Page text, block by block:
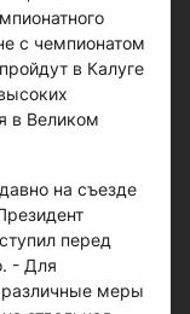
с чемпионатом
в Калуге
в Великом
на съезде
перед
- Для
меры